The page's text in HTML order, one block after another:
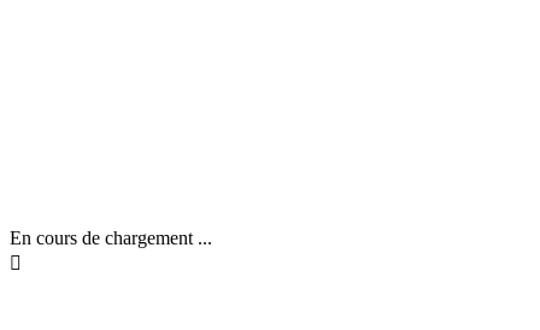
En cours de chargement ...
